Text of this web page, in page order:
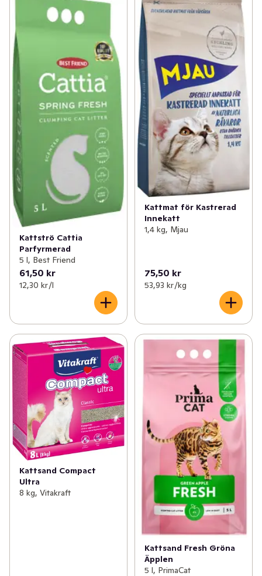
den passar för känsliga katter med exempelvis astma
eller känsliga tassar. Den är också enkel att byta ut och
gör ditt hem rent och fräscht – utan att lämna en massa
spår. Nettovikt: 8 liter
Kattströ Cattia
Parfyrmerad
5 l, Best Friend
61,50 kr
12,30 kr /l
Kattmat för Kastrerad
Innekatt
1,4 kg, Mjau
75,50 kr
53,93 kr /kg
Kattsand Compact
Ultra
8 kg, Vitakraft
Kattsand Fresh Gröna
Äpplen
5 l, PrimaCat